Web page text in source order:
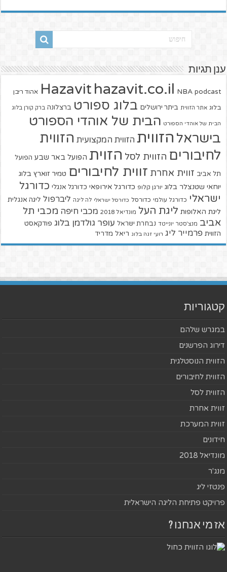
ענן תגיות
Hazavit hazavit.co.il NBA podcast אהוד ריבן
בלוג אתר הזווית ביתר ירושלים בלוג ספורט ברצלונה ברק קורן בלוג
הבית של אוהדי הספורט הבית של אוהדי הספורט
בישראל הזווית הזווית המקצועית הזווית
לחיבורים הזווית לסל הזוית הפועל באר שבע הפועל
תל אביב זווית אחרת זווית לחיבורים טמיר זוארץ בלוג
יוחאי שטנצלר בלוג יורגן קלופ כדורגל אירופאי כדורגל אנגלי כדורגל
ישראלי כדורגל עולמי כדורסל כדורסל ישראלי לה ליגה ליברפול ליגה אנגלית
ליגת האלופות ליגת העל מונדיאל 2018 מכבי חיפה מכבי תל
אביב מנצ'סטר יונייטד נבחרת ישראל עופר גולדמן בלוג פודקאסט
הזווית פרמייר ליג רועי זגה בלוג ריאל מדריד
קטגוריות
במגרש שלהם
דירוג הפרשנים
הזווית הנוסטלגית
הזווית לחיבורים
הזווית לסל
זווית אחרת
זווית המערכת
חידונים
מונדיאל 2018
מנג'ר
פנטזי ליג
פרויקט פתיחת הליגה הישראלית
אז מי אנחנו ?